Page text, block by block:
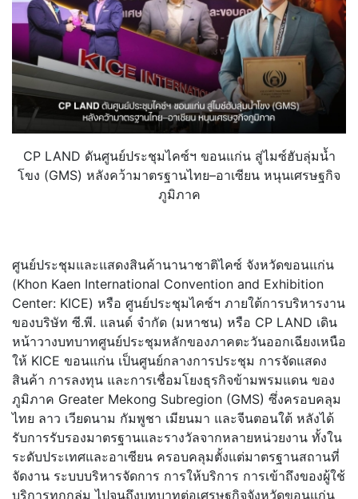
CP LAND ดันศูนย์ประชุมไคซ์ฯ ขอนแก่น สู่ไมซ์ฮับลุ่มน้ำ
โขง (GMS) หลังคว้ามาตรฐานไทย–อาเซียน หนุนเศรษฐกิจ
ภูมิภาค
ศูนย์ประชุมและแสดงสินค้านานาชาติไคซ์ จังหวัดขอนแก่น
(Khon Kaen International Convention and Exhibition
Center: KICE) หรือ ศูนย์ประชุมไคซ์ฯ ภายใต้การบริหารงาน
ของบริษัท ซี.พี. แลนด์ จำกัด (มหาชน) หรือ CP LAND เดิน
หน้าวางบทบาทศูนย์ประชุมหลักของภาคตะวันออกเฉียงเหนือ
ให้ KICE ขอนแก่น เป็นศูนย์กลางการประชุม การจัดแสดง
สินค้า การลงทุน และการเชื่อมโยงธุรกิจข้ามพรมแดน ของ
ภูมิภาค Greater Mekong Subregion (GMS) ซึ่งครอบคลุม
ไทย ลาว เวียดนาม กัมพูชา เมียนมา และจีนตอนใต้ หลังได้
รับการรับรองมาตรฐานและรางวัลจากหลายหน่วยงาน ทั้งใน
ระดับประเทศและอาเซียน ครอบคลุมตั้งแต่มาตรฐานสถานที่
จัดงาน ระบบบริหารจัดการ การให้บริการ การเข้าถึงของผู้ใช้
บริการทุกกลุ่ม ไปจนถึงบทบาทต่อเศรษฐกิจจังหวัดขอนแก่น